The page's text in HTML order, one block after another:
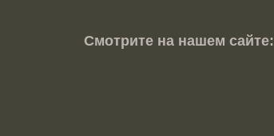
Смотрите на нашем сайте: